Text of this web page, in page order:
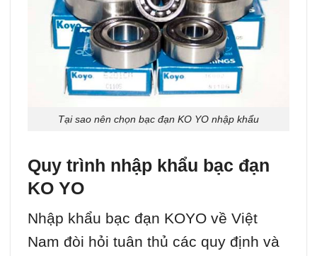
Tại sao nên chọn bạc đạn KO YO nhập khẩu
Quy trình nhập khẩu bạc đạn
KO YO
Nhập khẩu bạc đạn KOYO về Việt
Nam đòi hỏi tuân thủ các quy định và